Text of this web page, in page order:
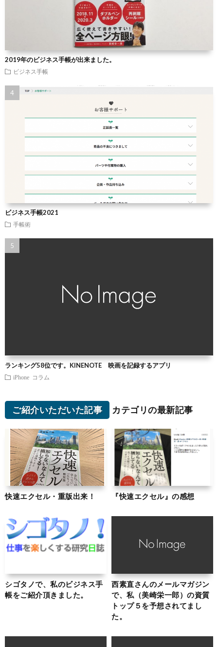
2019年のビジネス手帳が出来ました。
ビジネス手帳
ビジネス手帳2021
手帳術
ランキング58位です。KINENOTE 映画を記録するアプリ
iPhone コラム
ご紹介いただいた記事 カテゴリの最新記事
快速エクセル・重版出来！ 『快速エクセル』の感想
シゴタノで、私のビジネス手
帳をご紹介頂きました。
西素直さんのメールマガジン
で、私（美崎栄一郎）の資質
トップ５を予想されてまし
た。